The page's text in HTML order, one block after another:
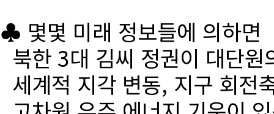
♣ 몇몇 미래 정보들에 의하면
북한 3대 김씨 정권이 대단
세계적 지각 변동, 지구 회전